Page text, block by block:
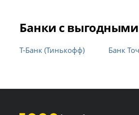
Банки с
Т-Банк (Тинькофф) Банк